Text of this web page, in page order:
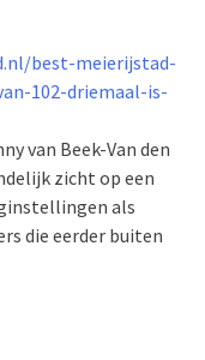
best-meierijstad-
102-driemaal-is-
van Beek-Van den
zicht op een
als
die eerder buiten